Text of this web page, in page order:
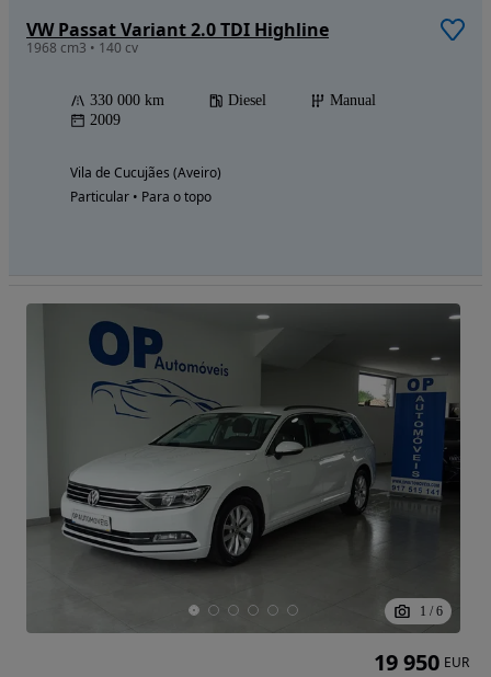
VW Passat Variant 2.0 TDI Highline
1968 cm3 • 140 cv
330 000 km Diesel
Manual
2009
Vila de Cucujães (Aveiro)
Particular • Para o topo
1 / 6
19 950 EUR